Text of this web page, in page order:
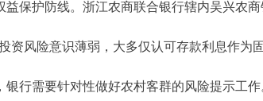
保护防线。浙江农商联合银行辖内吴兴农
资风险意识薄弱，大多仅认可存款利息作为
行需要针对性做好农村客群的风险提示工作